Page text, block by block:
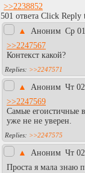
>>2238852
501 ответа Click Reply
▲
Аноним Ср
>>2247567
Контекст какой?
>>2247571
▲ Аноним Чт
>>2247569
Самые егоистичные
уже не не уверен.
>>2247575
▲ Аноним Чт
Проста я мала знаю